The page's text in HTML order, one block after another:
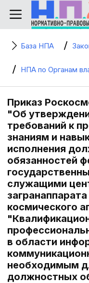
База НПА
НПА по Органам
Приказ
"Об
требований к
знаниям и
исполнения
обязанностей
служащими
космического
в области
необходимым
должностных